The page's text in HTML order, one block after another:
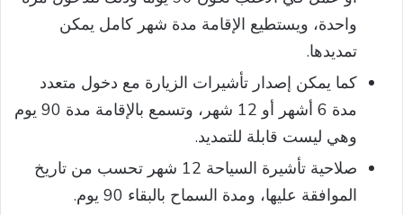
واحدة، ويستطيع الإقامة مدة شهر كامل يمكن
تمديدها.
كما يمكن إصدار تأشيرات الزيارة مع دخول متعدد
مدة 6 أشهر أو 12 شهر، وتسمع بالإقامة مدة 90 يوم
وهي ليست قابلة للتمديد.
صلاحية تأشيرة السياحة 12 شهر تحسب من تاريخ
الموافقة عليها، ومدة السماح بالبقاء 90 يوم.